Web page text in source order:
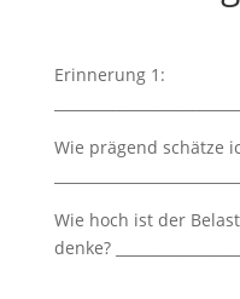
Erinnerung 1:
Wie prägend schätze
Wie hoch ist der
denke?